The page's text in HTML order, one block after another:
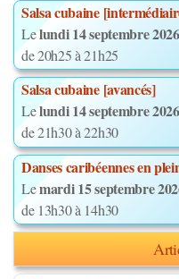
Salsa cubaine
Lelundi 14 septembre 2026
de 20h25 à 21h25
Salsa cubaine [avancés]
Lelundi 14 septembre 2026
de 21h30 à 22h30
Danses caribéennes en
Lemardi 15 septembre
de 13h30 à 14h30